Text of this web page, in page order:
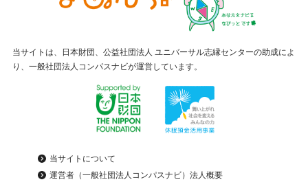
当サイトは、日本財団、公益社団法人 ユニバーサル志縁センターの助成によ
り、一般社団法人コンパスナビが運営しています。
当サイトについて
運営者（一般社団法人コンパスナビ）法人概要